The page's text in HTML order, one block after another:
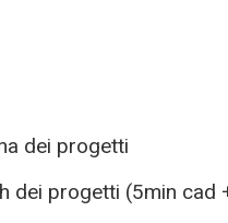
dei progetti
dei progetti (5min cad